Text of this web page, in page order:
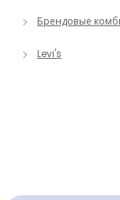
Брендовые
Levi's